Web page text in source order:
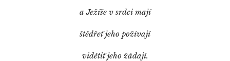
a Ježíše v srdci mají
štědřeť jeho požívají
vidětiť jeho žádají.